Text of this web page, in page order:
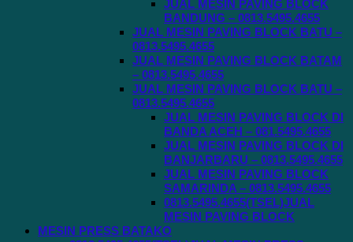
JUAL MESIN PAVING BLOCK
BANDUNG – 0813.5495.4655
JUAL MESIN PAVING BLOCK BATU –
0813.5495.4655
JUAL MESIN PAVING BLOCK BATAM
– 0813.5495.4655
JUAL MESIN PAVING BLOCK BATU –
0813.5495.4655
JUAL MESIN PAVING BLOCK DI
BANDA ACEH – 081.5495.4655
JUAL MESIN PAVING BLOCK DI
BANJARBARU – 0813.5495.4655
JUAL MESIN PAVING BLOCK
SAMARINDA – 0813.5495.4655
0813.5495.4655(TSEL)JUAL
MESIN PAVING BLOCK
MESIN PRESS BATAKO